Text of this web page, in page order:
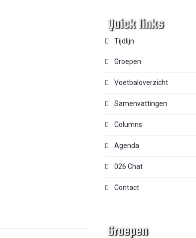
Quick links
Tijdlijn
Groepen
Voetbaloverzicht
Samenvattingen
Columns
Agenda
026 Chat
Contact
Groepen